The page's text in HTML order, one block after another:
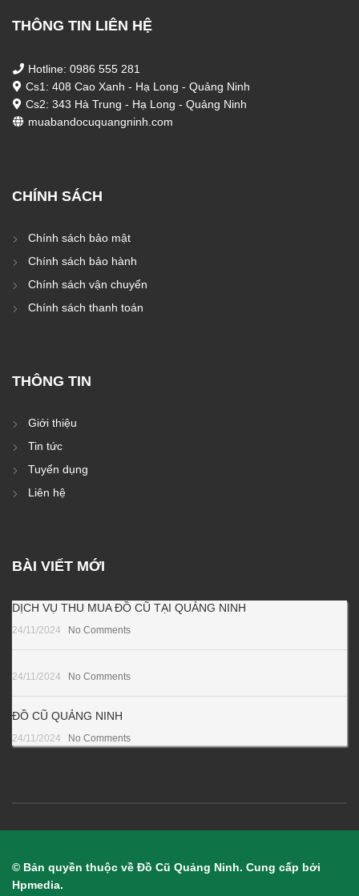
THÔNG TIN LIÊN HỆ
Hotline: 0986 555 281
Cs1: 408 Cao Xanh - Hạ Long - Quảng Ninh
Cs2: 343 Hà Trung - Hạ Long - Quảng Ninh
muabandocuquangninh.com
CHÍNH SÁCH
Chính sách bảo mật
Chính sách bảo hành
Chính sách vận chuyển
Chính sách thanh toán
THÔNG TIN
Giới thiệu
Tin tức
Tuyển dụng
Liên hệ
BÀI VIẾT MỚI
DỊCH VỤ THU MUA ĐỒ CŨ TẠI QUẢNG NINH
24/11/2024 No Comments
24/11/2024 No Comments
ĐỒ CŨ QUẢNG NINH
24/11/2024 No Comments
© Bản quyền thuộc về Đồ Cũ Quảng Ninh. Cung cấp bởi
Hpmedia.